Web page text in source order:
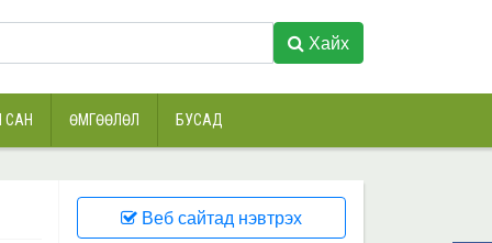
Хайх
САН ӨМГӨӨЛӨЛ БУСАД
Веб сайтад нэвтрэх